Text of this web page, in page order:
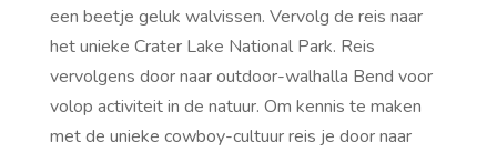
een beetje geluk walvissen. Vervolg de reis naar
het unieke Crater Lake National Park. Reis
vervolgens door naar outdoor-walhalla Bend voor
volop activiteit in de natuur. Om kennis te maken
met de unieke cowboy-cultuur reis je door naar